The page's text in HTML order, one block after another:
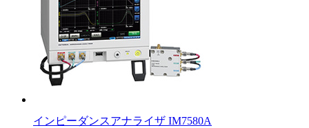
インピーダンスアナライザ IM7580A